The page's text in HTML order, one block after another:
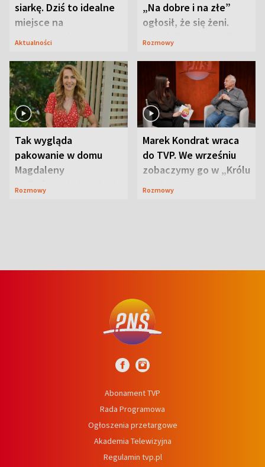
siarkę. Dziś to idealne
miejsce na
wypoczynek
Aktualności
„Na dobre i na złe”
ogłosił, że się żeni.
Zdradził, co zmienił
Rozmowy
Tak wygląda
pakowanie w domu
Magdaleny
Waligórskiej-Lisieckiej.
Rozmowy
Marek Kondrat wraca
do TVP. We wrześniu
zobaczymy go w „Królu
Maciusiu I”
Rozmowy
Abonament TVP
Rada Programowa
Ogłoszenia przetargowe
Akademia Telewizyjna
Regulamin tvp.pl